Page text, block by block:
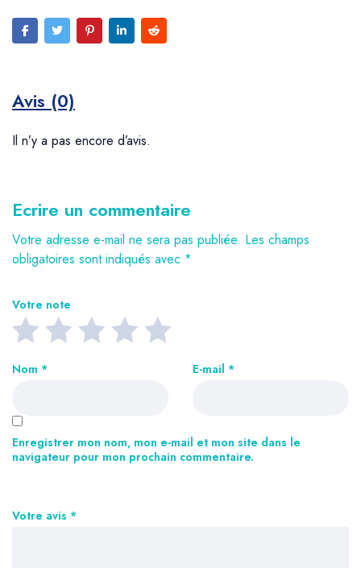
Avis (0)
Il n’y a pas encore d’avis.
Ecrire un commentaire
Votre adresse e-mail ne sera pas publiée. Les champs
obligatoires sont indiqués avec *
Votre note
Votre avis *
Nom * E-mail *
Enregistrer mon nom, mon e-mail et mon site dans le
navigateur pour mon prochain commentaire.